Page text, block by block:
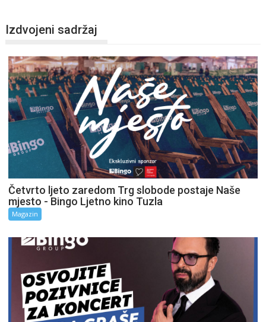
Izdvojeni sadržaj
Četvrto ljeto zaredom Trg slobode postaje Naše
mjesto - Bingo Ljetno kino Tuzla
Magazin